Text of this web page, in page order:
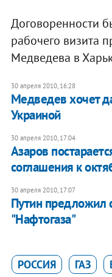
Договоренности
рабочего визита
Медведева в
30 апреля 2010, 16:28
Медведев хочет
Украиной
30 апреля 2010, 17:04
Азаров
соглашения к
30 апреля 2010, 17:07
Путин предложил
"Нафтогаза"
РОССИЯ ГАЗ